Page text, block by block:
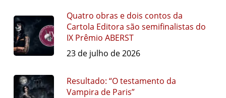
Quatro obras e dois contos da
Cartola Editora são semifinalistas do
IX Prêmio ABERST
23 de julho de 2026
Resultado: “O testamento da
Vampira de Paris”